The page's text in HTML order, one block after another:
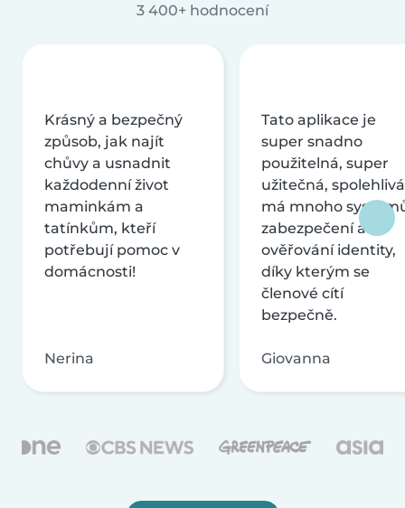
3 400+ hodnocení
Krásný a bezpečný
způsob, jak najít
chůvy a usnadnit
každodenní život
maminkám a
tatínkům, kteří
potřebují pomoc v
domácnosti!
Nerina
Tato aplikace je
super snadno
použitelná, super
užitečná,
má mnoho
zabezpečení a
ověřování identity,
díky kterým se
členové cítí
bezpečně.
Giovanna